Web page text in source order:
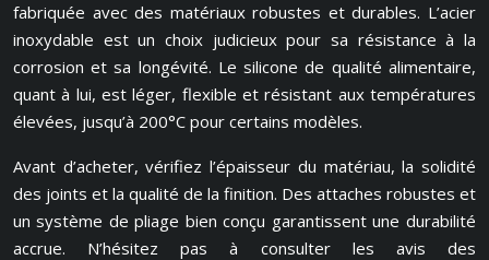
fabriquée avec des matériaux robustes et durables. L’acier
inoxydable est un choix judicieux pour sa résistance à la
corrosion et sa longévité. Le silicone de qualité alimentaire,
quant à lui, est léger, flexible et résistant aux températures
élevées, jusqu’à 200°C pour certains modèles.
Avant d’acheter, vérifiez l’épaisseur du matériau, la solidité
des joints et la qualité de la finition. Des attaches robustes et
un système de pliage bien conçu garantissent une durabilité
accrue. N’hésitez pas à consulter les avis des